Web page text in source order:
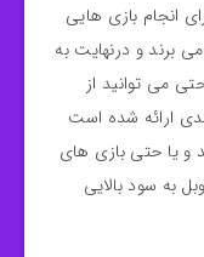
انجام بازی‌ هایی
برند و درنهایت به
می‌ توانید از
ارائه‌ شده است
و یا حتی بازی‌ های
به سود بالایی